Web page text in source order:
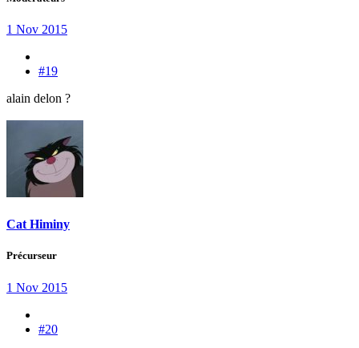
1 Nov 2015
#19
alain delon ?
Cat Himiny
Précurseur
1 Nov 2015
#20